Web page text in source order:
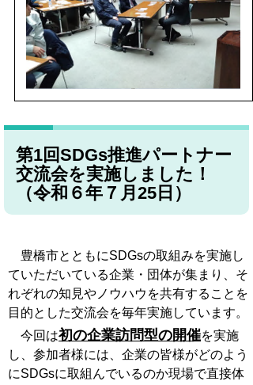
第1回SDGs推進パートナー
交流会を実施しました！
（令和６年７月25日）
豊橋市とともにSDGsの取組みを実施し
ていただいている企業・団体が集まり、そ
れぞれの知見やノウハウを共有することを
目的とした交流会を毎年実施しています。
今回は初の企業訪問型の開催を実施
し
、参加者様には、企業の皆様がどのよう
にSDGsに取組んでいるのか現場で直接体